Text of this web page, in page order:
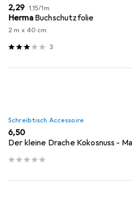
EUR
2,29 EUR
1,15/1m
Herma Buchschutzfolie
2 m x 40 cm
3
Schreibtisch Accessoire
EUR
6,50
Der kleine Drache Kokosnuss -